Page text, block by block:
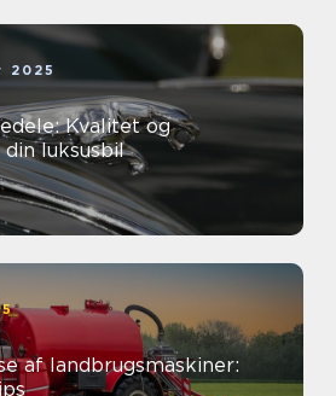
2025
Kvalitet og
luksusbil
af landbrugsmaskiner: